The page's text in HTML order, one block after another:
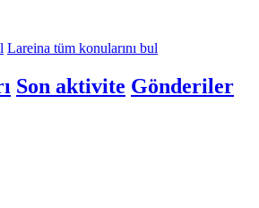
Lareina tüm konularını bul
Son aktivite Gönderiler